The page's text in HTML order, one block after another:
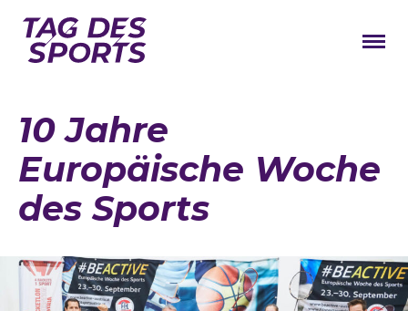
Stars
Programm
Galerie
10 Jahre
Europäische Woche
des Sports